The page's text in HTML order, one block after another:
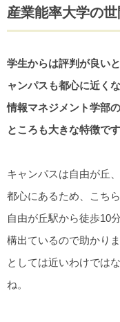
産業能率大学の
学生からは評判が良い
ャンパスも都心に近く
情報マネジメント学部
ところも大きな特徴です
キャンパスは自由が丘
都心にあるため、こち
自由が丘駅から徒歩10
構出ているので助かり
としては近いわけでは
ね。